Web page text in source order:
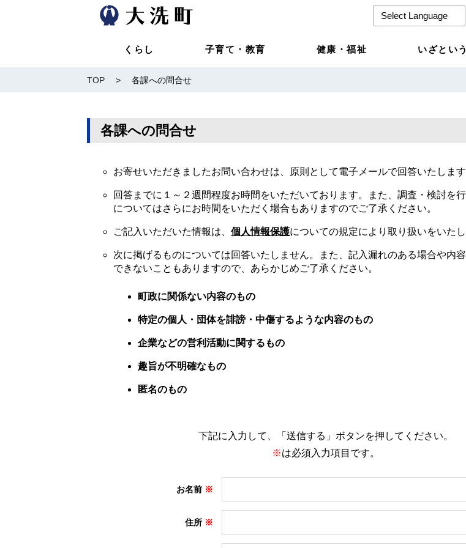
くらし 子育て・教育 健康・福祉 いざとい
TOP > 各課への問合せ
各課への問合せ
お寄せいただきましたお問い合わせは、原則として電子メールで回答いたします
回答までに１～２週間程度お時間をいただいております。また、調査・検討を
についてはさらにお時間をいただく場合もありますのでご了承ください。
ご記入いただいた情報は、 個人情報保護についての規定により取り扱いをいたし
次に掲げるものについては回答いたしません。また、記入漏れのある場合や内
できないこともありますので、あらかじめご了承ください。
町政に関係ない内容のもの
特定の個人・団体を誹謗・中傷するような内容のもの
企業などの営利活動に関するもの
趣旨が不明確なもの
匿名のもの
下記に入力して、「送信する」ボタンを押してください。
※は必須入力項目です。
お名前
住所